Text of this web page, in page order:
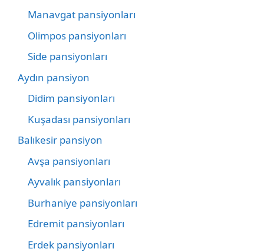
Manavgat pansiyonları
Olimpos pansiyonları
Side pansiyonları
Aydın pansiyon
Didim pansiyonları
Kuşadası pansiyonları
Balıkesir pansiyon
Avşa pansiyonları
Ayvalık pansiyonları
Burhaniye pansiyonları
Edremit pansiyonları
Erdek pansiyonları